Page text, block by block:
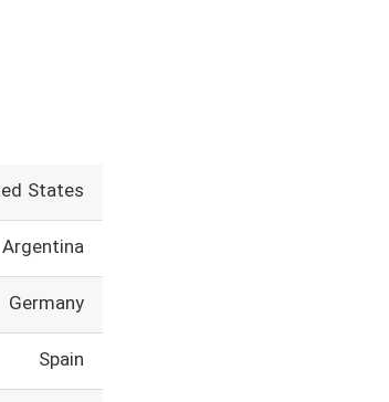
States
Argentina
Germany
Spain